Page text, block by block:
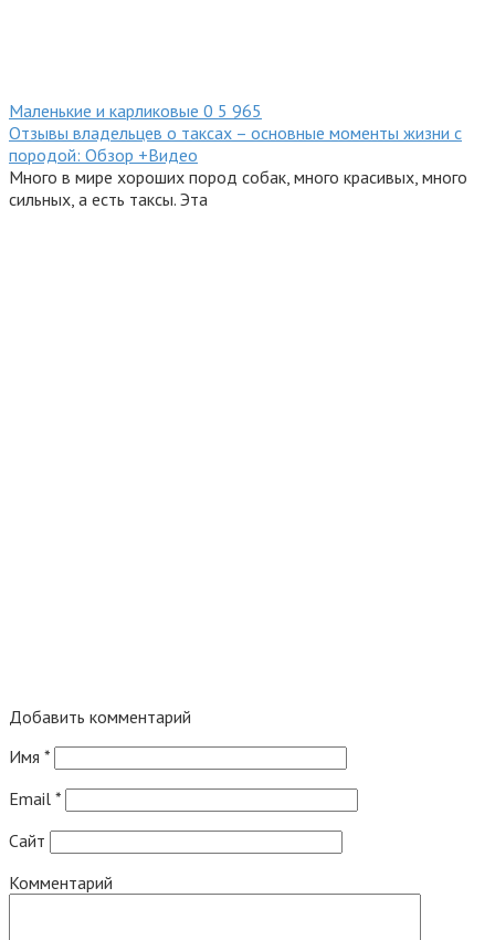
Маленькие и карликовые 0 5 965
Отзывы владельцев о таксах – основные моменты жизни с
породой: Обзор +Видео
Много в мире хороших пород собак, много красивых, много
сильных, а есть таксы. Эта
Добавить комментарий
Имя *
Email *
Сайт
Комментарий